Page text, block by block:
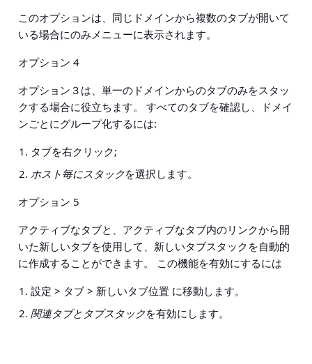
このオプションは、同じドメインから複数のタブが開いて
いる場合にのみメニューに表示されます。
オプション 4
オプション３は、単一のドメインからのタブのみをスタッ
クする場合に役立ちます。 すべてのタブを確認し、ドメイ
ンごとにグループ化するには:
タブを右クリック;
ホスト毎にスタックを選択します。
オプション 5
アクティブなタブと、アクティブなタブ内のリンクから開
いた新しいタブを使用して、新しいタブスタックを自動的
に作成することができます。 この機能を有効にするには
設定 > タブ > 新しいタブ位置 に移動します。
関連タブとタブスタックを有効にします。